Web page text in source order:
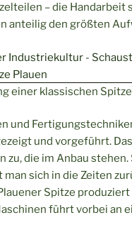
– die Handarbeit
anteilig den größten
einer klassischen
und
und vorgeführt.
zu, die im Anbau stehen.
sich in die Zeiten
Spitze
führt vorbei an